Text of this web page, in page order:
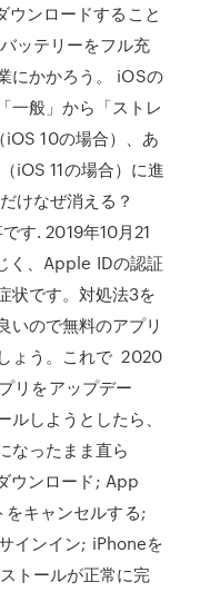
ンロードすること
ッテリーをフル充
にかかろう。 iOSの
一般」から「ストレ
10の場合）、あ
iOS 11の場合）に進
けなぜ消える？
す. 2019年10月21
く、Apple IDの認証
状です。対処法3を
いので無料のアプリ
ょう。これで 2020
リをアップデー
しようとしたら、
なったまま直ら
ウンロード; App
キャンセルする;
インイン; iPhoneを
トールが正常に完